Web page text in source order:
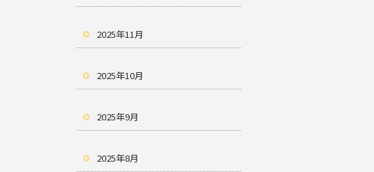
2025年11月
2025年10月
2025年9月
2025年8月